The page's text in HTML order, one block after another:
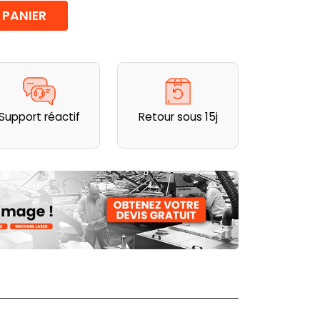
réactif Retour sous 15j